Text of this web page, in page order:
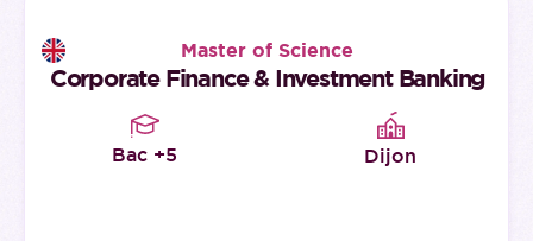
Master of Science
Corporate Finance & Investment Banking
Bac +5 Dijon